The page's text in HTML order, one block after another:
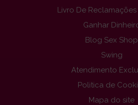
Livro De
Ganhar
Blog Sex Shop
Swing
Atendimento
Politica de
Mapa do site